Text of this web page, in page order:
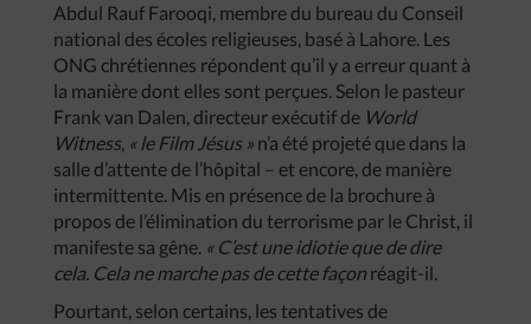
Abdul Rauf Farooqi, membre du bureau du Conseil
national des écoles religieuses, basé à Lahore. Les
ONG chrétiennes répondent qu’il y a erreur quant à
la manière dont elles sont perçues. Selon le pasteur
Frank van Dalen, directeur exécutif de World
Witness, « le Film Jésus » n’a été projeté que dans la
salle d’attente de l’hôpital – et encore, de manière
intermittente. Mis en présence de la brochure à
propos de l’élimination du terrorisme par le Christ, il
manifeste sa gêne. « C’est une idiotie que de dire
cela. Cela ne marche pas de cette façon réagit-il.
Pourtant, selon certains, les tentatives de